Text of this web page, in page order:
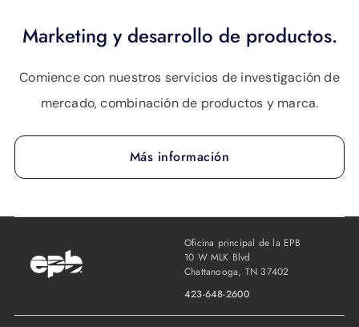
Marketing y desarrollo de productos.
Comience con nuestros servicios de investigación de
mercado, combinación de productos y marca.
Más información
Oficina principal de la EPB
10 W MLK Blvd
Chattanooga, TN 37402
423-648-2600